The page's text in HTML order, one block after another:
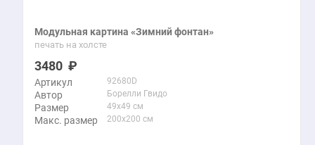
Модульная картина «Зимний фонтан»
печать на холсте
3480
Артикул 92680D
Автор Борелли Гвидо
Размер 49x49 см
Макс. размер 200x200 см